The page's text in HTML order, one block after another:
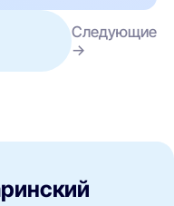
Следующие
→